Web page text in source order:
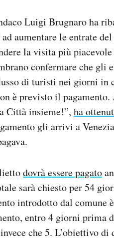
Luigi Brugnaro ha
ad aumentare le entrate
la visita più
confermare che
di turisti nei giorni in
è previsto il
Città insieme!”, ha
gli arrivi a
dovrà essere pagato
sarà chiesto per 54
introdotto dal comune
entro 4 giorni prima
che 5. L’obiettivo